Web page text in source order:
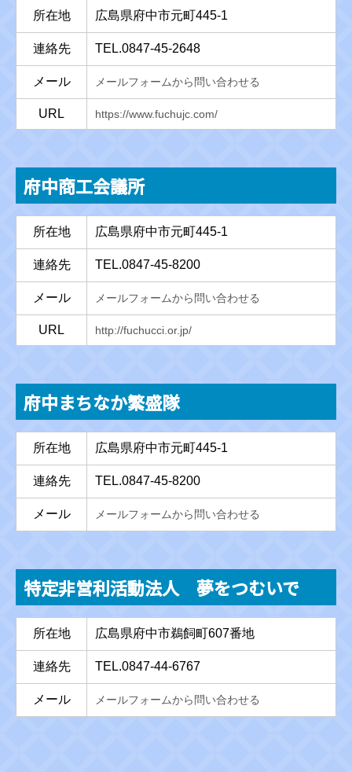
所在地 広島県府中市元町445-1
連絡先 TEL.0847-45-2648
メール メールフォームから問い合わせる
URL https://www.fuchujc.com/
府中商工会議所
所在地 広島県府中市元町445-1
連絡先 TEL.0847-45-8200
メール メールフォームから問い合わせる
URL http://fuchucci.or.jp/
府中まちなか繁盛隊
所在地 広島県府中市元町445-1
連絡先 TEL.0847-45-8200
メール メールフォームから問い合わせる
特定非営利活動法人 夢をつむいで
所在地 広島県府中市鵜飼町607番地
連絡先 TEL.0847-44-6767
メール メールフォームから問い合わせる